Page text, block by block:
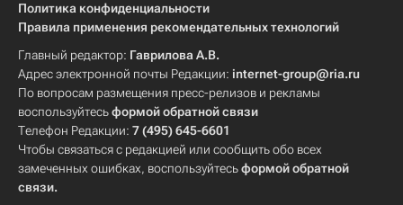
Политика конфиденциальности
Правила применения рекомендательных технологий
Главный редактор: Гаврилова А.В.
Адрес электронной почты Редакции: internet-group@ria.ru
По вопросам размещения пресс-релизов и рекламы
воспользуйтесьформой обратной связи
Телефон Редакции: 7 (495) 645-6601
Чтобы связаться с редакцией или сообщить обо всех
замеченных ошибках, воспользуйтесьформой обратной
связи.